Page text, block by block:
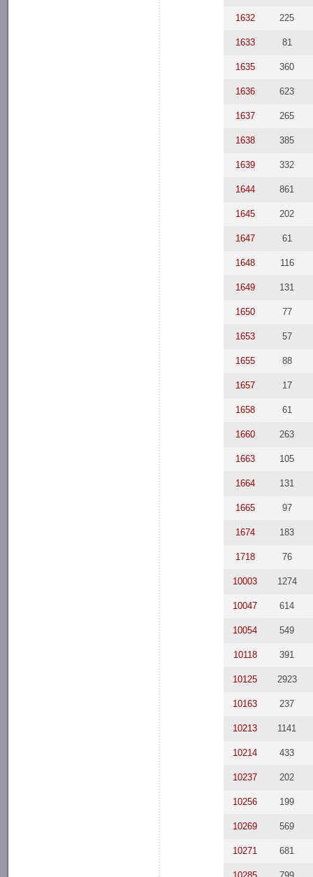
1632 225
1633 81
1635 360
1636 623
1637 265
1638 385
1639 332
1644 861
1645 202
1647 61
1648 116
1649 131
1650 77
1653 57
1655 88
1657 17
1658 61
1660 263
1663 105
1664 131
1665 97
1674 183
1718 76
10003 1274
10047 614
10054 549
10118 391
10125 2923
10163 237
10213 1141
10214 433
10237 202
10256 199
10269 569
10271 681